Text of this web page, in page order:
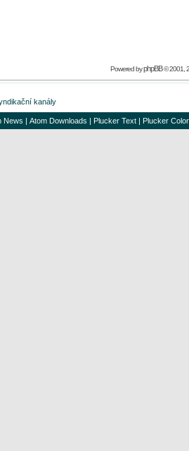
Powered byphpBB© 2001,
kanály
News | Atom Downloads | Plucker Text | Plucker Color